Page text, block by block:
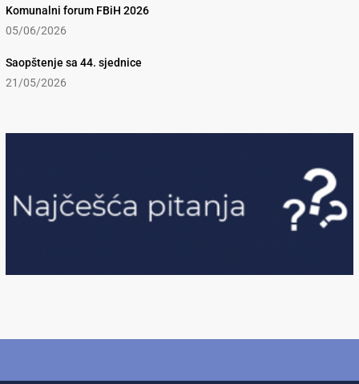
Komunalni forum FBiH 2026
05/06/2026
Saopštenje sa 44. sjednice
21/05/2026